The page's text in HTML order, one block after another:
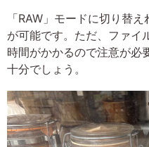
「RAW」モードに切り替
が可能です。ただ、ファイ
時間がかかるので注意が必
十分でしょう。